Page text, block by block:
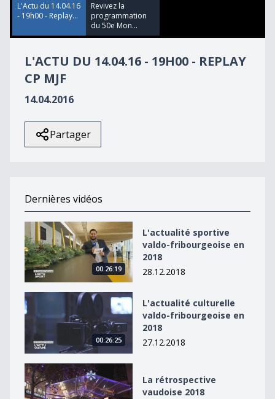
59
seconds
L'Actu du 14.04.16
- 19h00 - Replay...
Revivez la
programmation
du 50e Mon...
L'ACTU DU 14.04.16 - 19H00 - REPLAY
CP MJF
14.04.2016
Partager
Dernières vidéos
L&#039;actualité sportive valdo-fribourgeoise en 2018
00:26:19
L'actualité sportive
valdo-fribourgeoise en
2018
28.12.2018
L&#039;actualité culturelle valdo-fribourgeoise en
00:26:25
L'actualité culturelle
valdo-fribourgeoise en
2018
27.12.2018
La rétrospective vaudoise 2018
La rétrospective
vaudoise 2018